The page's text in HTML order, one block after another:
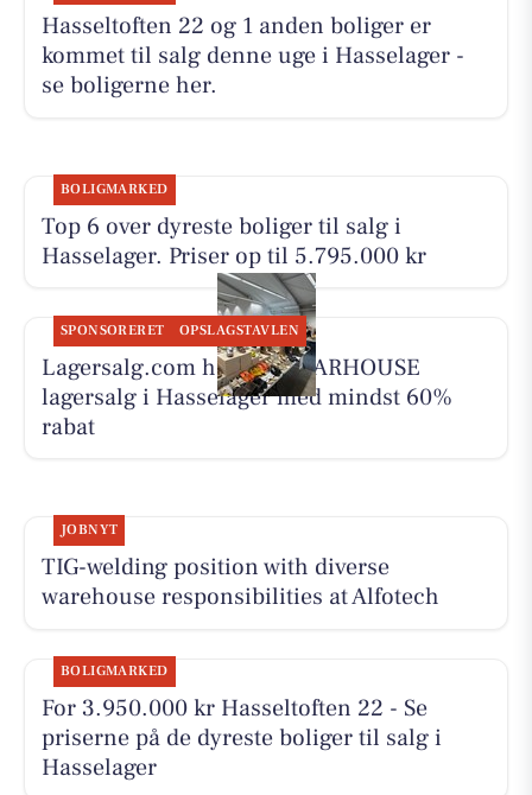
Hasseltoften 22 og 1 anden boliger er
kommet til salg denne uge i Hasselager -
se boligerne her.
BOLIGMARKED
Top 6 over dyreste boliger til salg i
Hasselager. Priser op til 5.795.000 kr
SPONSORERET OPSLAGSTAVLEN
Lagersalg.com holder WEARHOUSE
lagersalg i Hasselager med mindst 60%
rabat
JOBNYT
TIG-welding position with diverse
warehouse responsibilities at Alfotech
BOLIGMARKED
For 3.950.000 kr Hasseltoften 22 - Se
priserne på de dyreste boliger til salg i
Hasselager